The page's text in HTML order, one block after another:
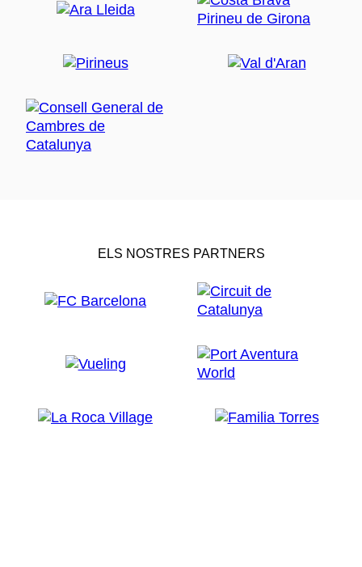
ELS NOSTRES PARTNERS